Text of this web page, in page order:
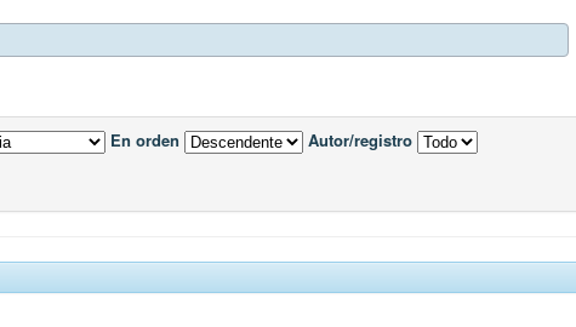
En orden Autor/registro